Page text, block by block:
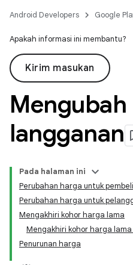
Android Developers Google
Apakah informasi ini membantu?
Kirim masukan
Mengubah
langganan
Pada halaman ini
Perubahan harga untuk
Perubahan harga untuk
Mengakhiri kohor harga lama
Mengakhiri kohor harga lama
Penurunan harga